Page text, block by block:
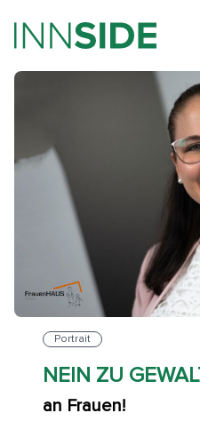
Portrait
NEIN ZU
an Frauen!